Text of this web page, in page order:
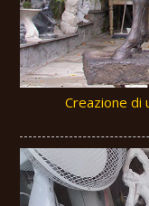
Creazione di